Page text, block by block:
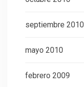
septiembre 2010
mayo 2010
febrero 2009